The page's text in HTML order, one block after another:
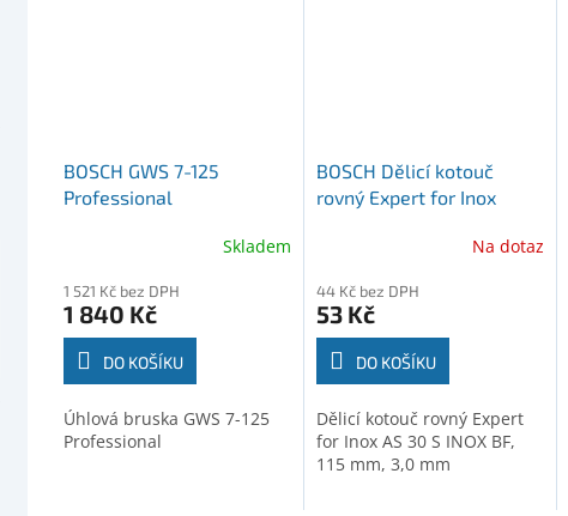
BOSCH GWS 7-125
Professional
Skladem
1 521 Kč bez DPH
1 840 Kč
DO KOŠÍKU
Úhlová bruska GWS 7-125
Professional
BOSCH Dělicí kotouč
rovný Expert for Inox
Na dotaz
44 Kč bez DPH
53 Kč
DO KOŠÍKU
Dělicí kotouč rovný Expert
for Inox AS 30 S INOX BF,
115 mm, 3,0 mm